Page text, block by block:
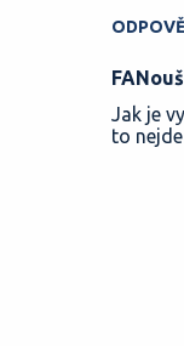
Jak je
to